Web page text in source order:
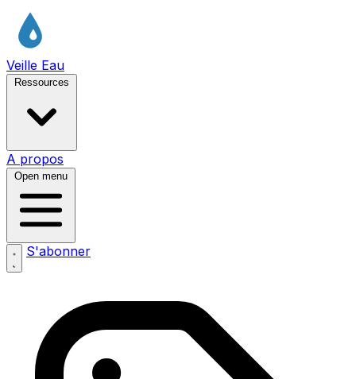
Veille Eau
Ressources
A propos
Open menu
S'abonner